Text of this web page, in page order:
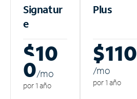
Signatur
e
$10
0/mo
por 1 año
Plus
$110
/mo
por 1 año